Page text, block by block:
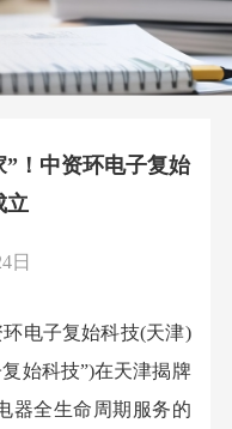
！中资环电子复始
立
日
电子复始科技(天津)
始科技”)在天津揭牌
器全生命周期服务的